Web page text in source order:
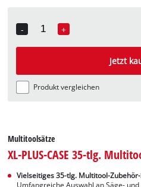
-
Quantity
+
Jetzt
Produkt vergleichen
Multitoolsätze
XL-PLUS-CASE 35-tlg.
Vielseitiges 35-tlg. Multitool-
Umfangreiche Auswahl an Säge-